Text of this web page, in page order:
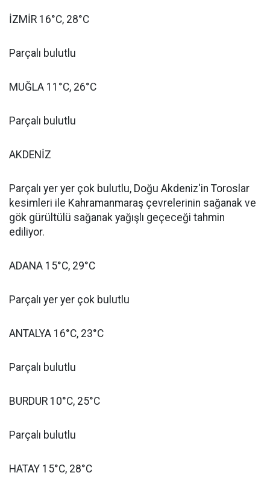
İZMİR 16°C, 28°C
Parçalı bulutlu
MUĞLA 11°C, 26°C
Parçalı bulutlu
AKDENİZ
Parçalı yer yer çok bulutlu, Doğu Akdeniz'in Toroslar
kesimleri ile Kahramanmaraş çevrelerinin sağanak ve
gök gürültülü sağanak yağışlı geçeceği tahmin
ediliyor.
ADANA 15°C, 29°C
Parçalı yer yer çok bulutlu
ANTALYA 16°C, 23°C
Parçalı bulutlu
BURDUR 10°C, 25°C
Parçalı bulutlu
HATAY 15°C, 28°C